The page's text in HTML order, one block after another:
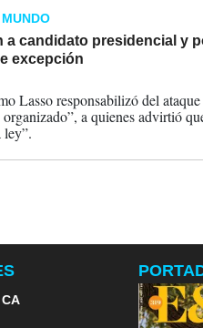
a candidato presidencial y
excepción
Lasso responsabilizó del ataque
a quienes advirtió
ley”.
CA